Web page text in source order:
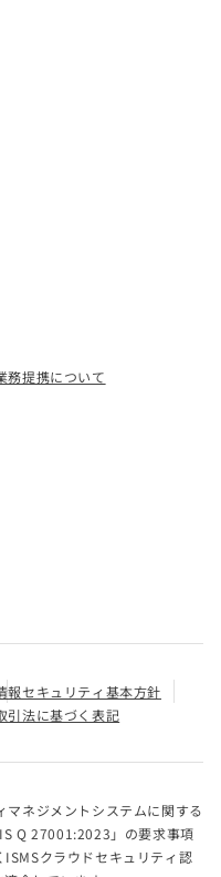
務提携について
報セキュリティ基本方針
引法に基づく表記
マネジメントシステムに関する
Q 27001:2023」の要求事項
クラウドセキュリティ認